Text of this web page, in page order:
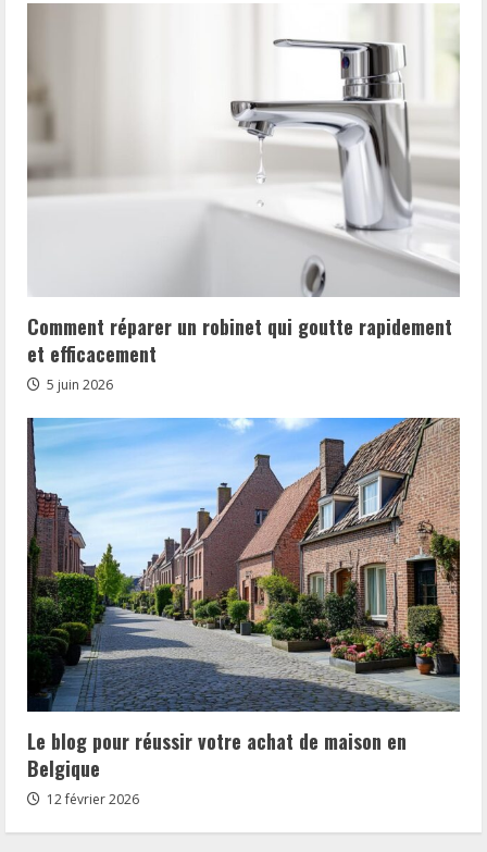
Comment réparer un robinet qui goutte rapidement
et efficacement
5 juin 2026
Le blog pour réussir votre achat de maison en
Belgique
12 février 2026